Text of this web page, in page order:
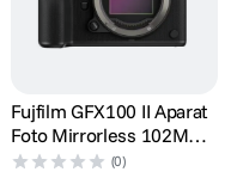
Fujfilm GFX100 II Aparat
Foto Mirrorless 102MP
4K Body Negru
(0)